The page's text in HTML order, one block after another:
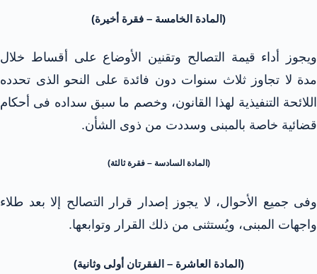
(المادة الخامسة – فقرة أخيرة)
ويجوز أداء قيمة التصالح وتقنين الأوضاع على أقساط خلال
مدة لا تجاوز ثلاث سنوات دون فائدة على النحو الذى تحدده
اللائحة التنفيذية لهذا القانون، وخصم ما سبق سداده فى أحكام
قضائية خاصة بالمبنى وسددت من ذوى الشأن.
(المادة السادسة – فقرة ثالثة)
وفى جميع الأحوال، لا يجوز إصدار قرار التصالح إلا بعد طلاء
واجهات المبنى، ويُستثنى من ذلك القرار وتوابعها.
(المادة العاشرة – الفقرتان أولى وثانية)